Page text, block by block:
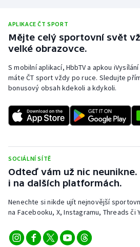
Rychlobruslení
Short track
Sportovní střelba
Triatlon
Veslování
Vodní slalom
Volejbal
APLIKACE ČT SPORT
Mějte celý sportovní svět
velké obrazovce.
S mobilní aplikací, HbbTV a apkou
máte ČT sport vždy po ruce. Sledujte
bonusový obsah kdekoli a kdykoli.
SOCIÁLNÍ SÍTĚ
Odteď vám už nic
i na dalších platformách.
Nenechte si nikde ujít nejnovější
na Facebooku, X, Instagramu, Threads či